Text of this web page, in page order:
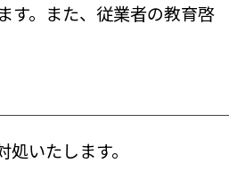
す。また、従業者の教育啓
いたします。